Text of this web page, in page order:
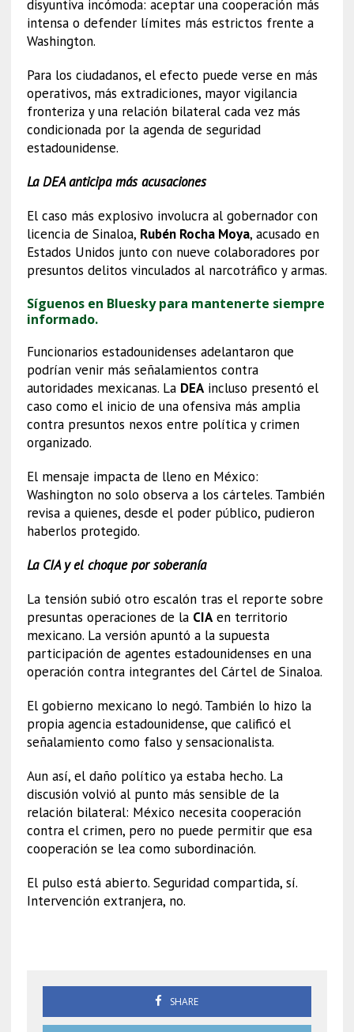
disyuntiva incómoda: aceptar una cooperación más
intensa o defender límites más estrictos frente a
Washington.
Para los ciudadanos, el efecto puede verse en más
operativos, más extradiciones, mayor vigilancia
fronteriza y una relación bilateral cada vez más
condicionada por la agenda de seguridad
estadounidense.
La DEA anticipa más acusaciones
El caso más explosivo involucra al gobernador con
licencia de Sinaloa, Rubén Rocha Moya, acusado en
Estados Unidos junto con nueve colaboradores por
presuntos delitos vinculados al narcotráfico y armas.
Síguenos en Bluesky para mantenerte siempre
informado.
Funcionarios estadounidenses adelantaron que
podrían venir más señalamientos contra
autoridades mexicanas. La DEAincluso presentó el
caso como el inicio de una ofensiva más amplia
contra presuntos nexos entre política y crimen
organizado.
El mensaje impacta de lleno en México:
Washington no solo observa a los cárteles. También
revisa a quienes, desde el poder público, pudieron
haberlos protegido.
La CIA y el choque por soberanía
La tensión subió otro escalón tras el reporte sobre
presuntas operaciones de la CIAen territorio
mexicano. La versión apuntó a la supuesta
participación de agentes estadounidenses en una
operación contra integrantes del Cártel de Sinaloa.
El gobierno mexicano lo negó. También lo hizo la
propia agencia estadounidense, que calificó el
señalamiento como falso y sensacionalista.
Aun así, el daño político ya estaba hecho. La
discusión volvió al punto más sensible de la
relación bilateral: México necesita cooperación
contra el crimen, pero no puede permitir que esa
cooperación se lea como subordinación.
El pulso está abierto. Seguridad compartida, sí.
Intervención extranjera, no.
SHARE